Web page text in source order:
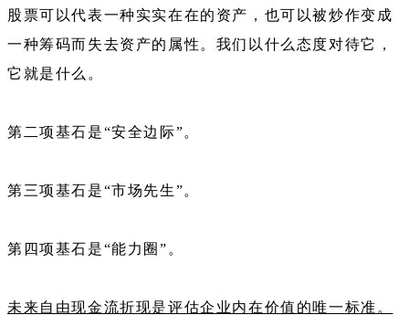
股票可以代表一种实实在在的资产，也可以被炒作变成
一种筹码而失去资产的属性。我们以什么态度对待它，
它就是什么。
第二项基石是“安全边际”。
第三项基石是“市场先生”。
第四项基石是“能力圈”。
未来自由现金流折现是评估企业内在价值的唯一标准。